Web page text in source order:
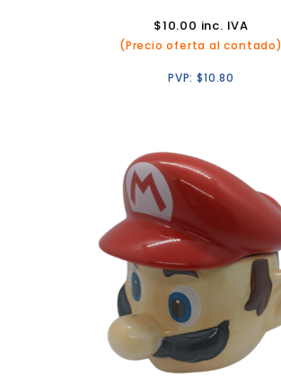
$10.00 inc. IVA
(Precio oferta al contado)
PVP:$10.80